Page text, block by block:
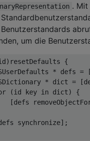
. Mit
um die
)resetDefaults {
* defs = [
* dict =
(id key in dict) {
[defs
synchronize];